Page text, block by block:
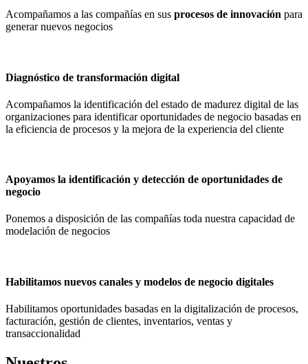
Acompañamos a las compañías en sus procesos de innovación para
generar nuevos negocios
Diagnóstico de transformación digital
Acompañamos la identificación del estado de madurez digital de las
organizaciones para identificar oportunidades de negocio basadas en
la eficiencia de procesos y la mejora de la experiencia del cliente
Apoyamos la identificación y detección de oportunidades de
negocio
Ponemos a disposición de las compañías toda nuestra capacidad de
modelación de negocios
Habilitamos nuevos canales y modelos de negocio digitales
Habilitamos oportunidades basadas en la digitalización de procesos,
facturación, gestión de clientes, inventarios, ventas y
transaccionalidad